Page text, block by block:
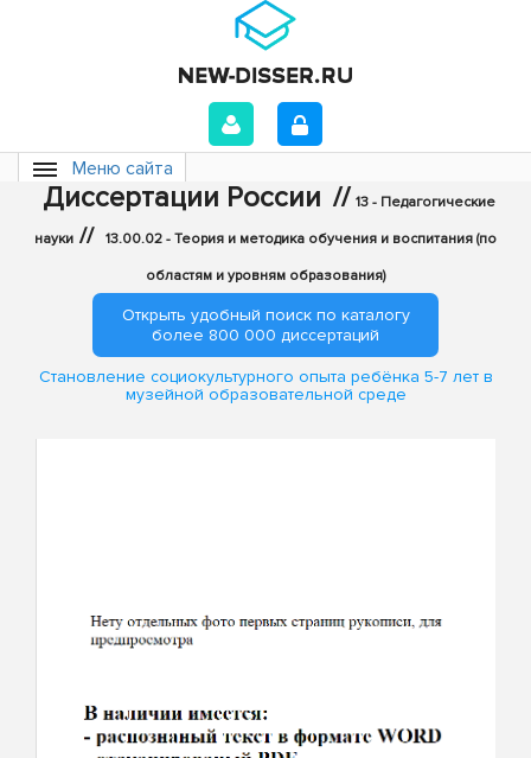
Меню сайта
Диссертации России // 13 - Педагогические
науки // 13.00.02 - Теория и методика обучения и воспитания (по
областям и уровням образования)
Открыть удобный поиск по каталогу
более 800 000 диссертаций
Становление социокультурного опыта ребёнка 5-7 лет в
музейной образовательной среде